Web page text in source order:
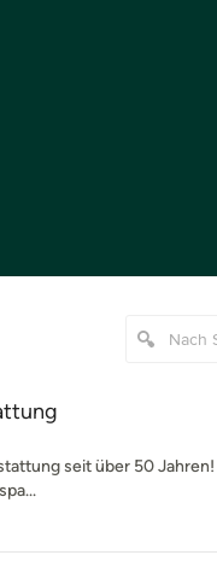
seit über 50 Jahren!